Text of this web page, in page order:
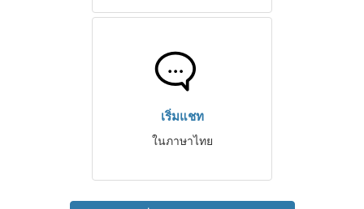
เริ่มแชท
ในภาษาไทย